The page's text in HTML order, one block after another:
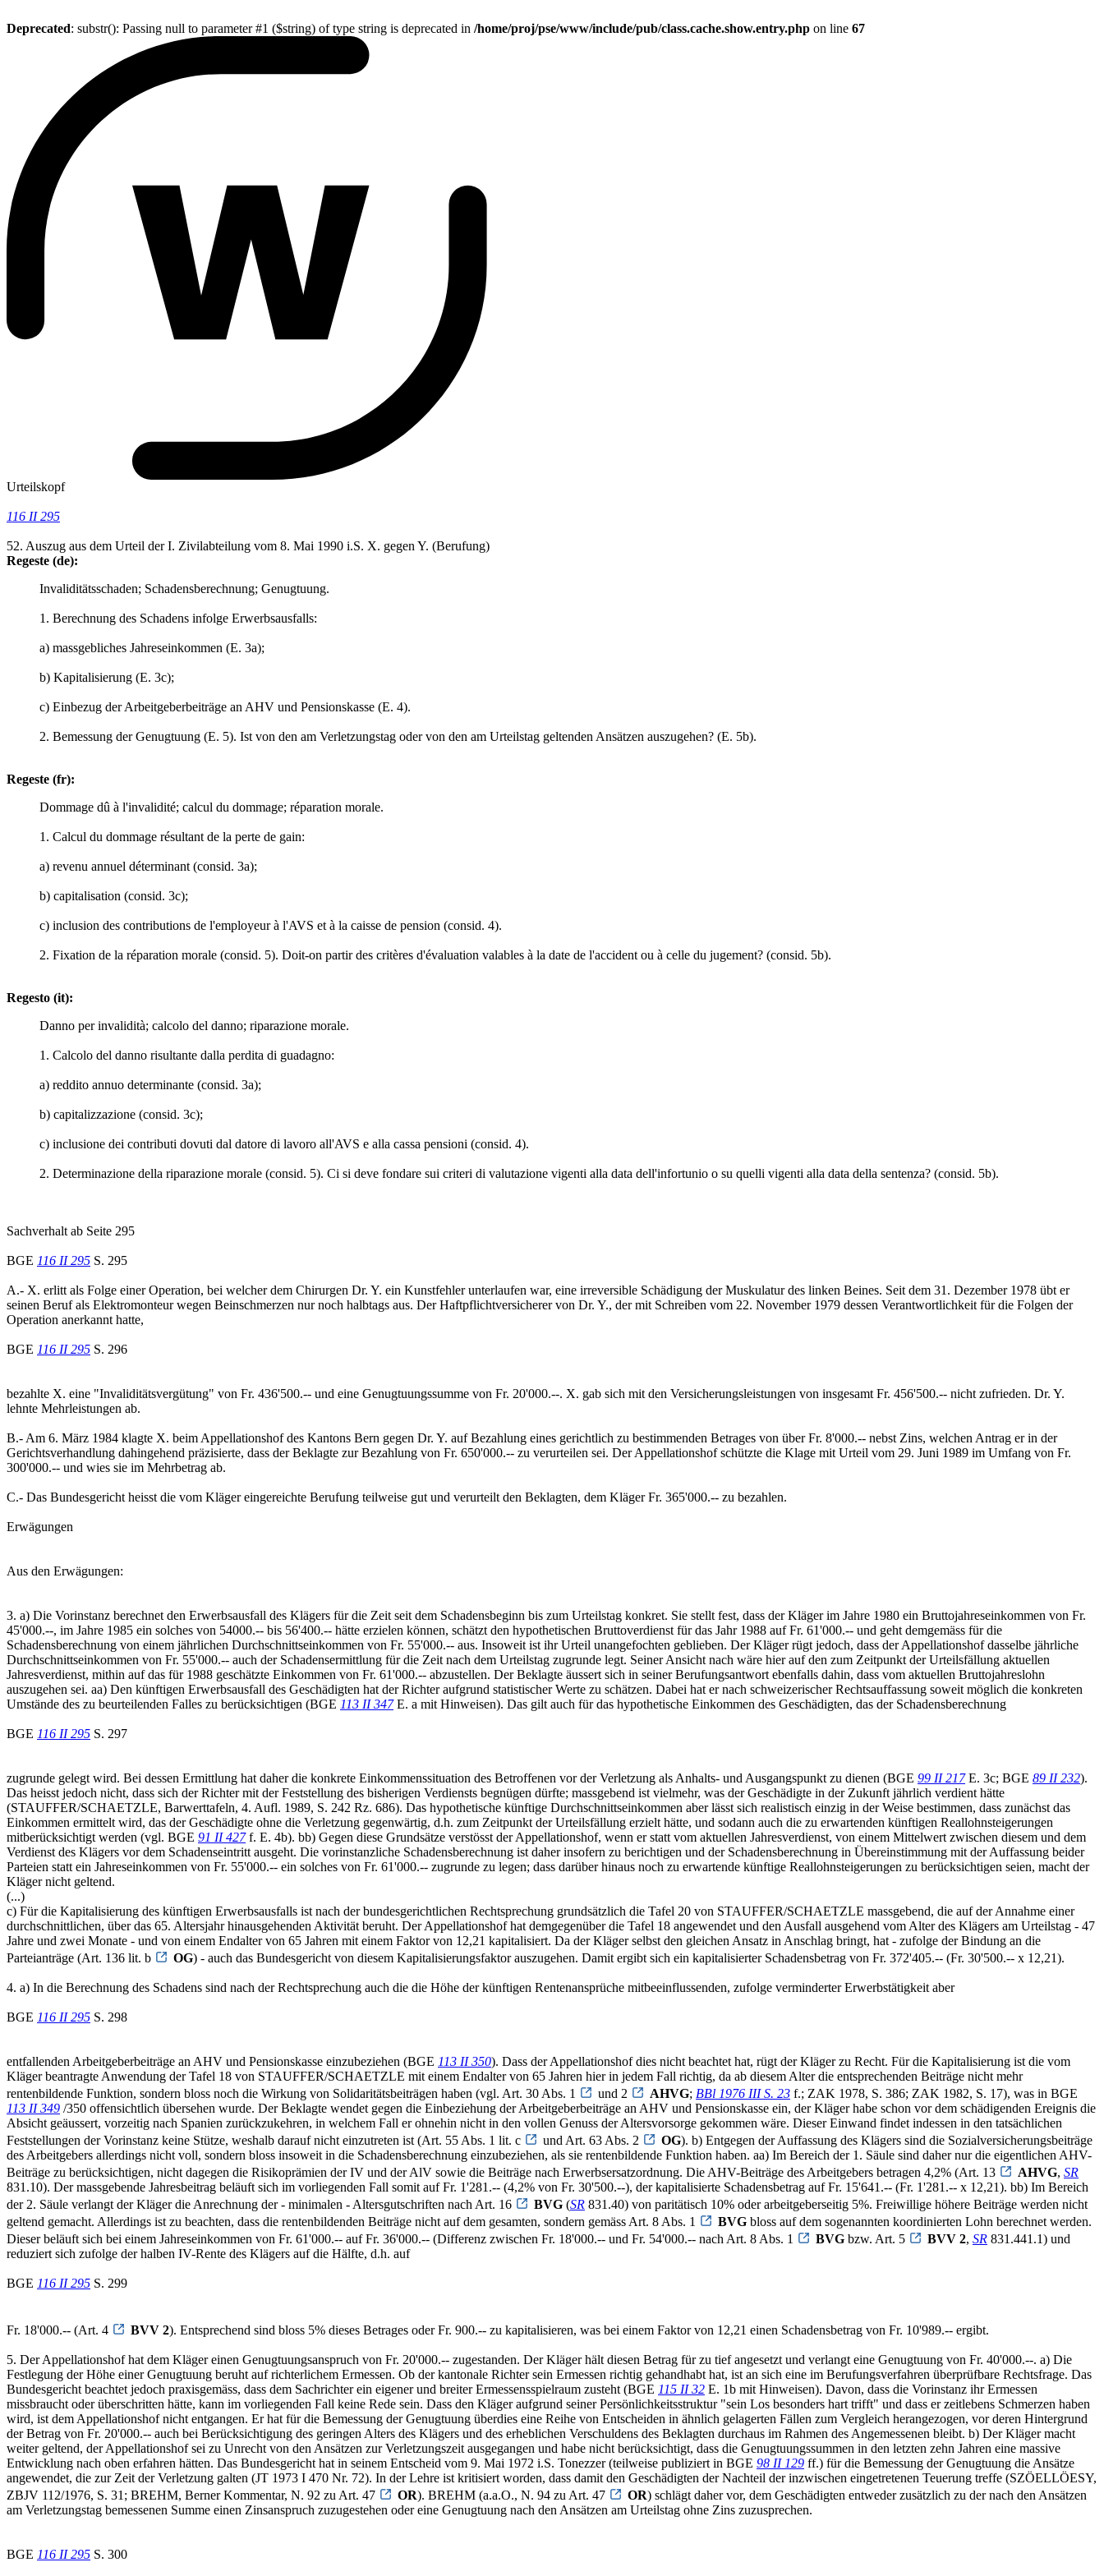
Deprecated: substr(): Passing null to parameter #1 ($string) of type string is deprecated in /home/proj/pse/www/include/pub/class.cache.show.entry.php on line 67
Urteilskopf
116 II 295
52. Auszug aus dem Urteil der I. Zivilabteilung vom 8. Mai 1990 i.S. X. gegen Y. (Berufung)
Regeste (de):
Invaliditätsschaden; Schadensberechnung; Genugtuung.
1. Berechnung des Schadens infolge Erwerbsausfalls:
a) massgebliches Jahreseinkommen (E. 3a);
b) Kapitalisierung (E. 3c);
c) Einbezug der Arbeitgeberbeiträge an AHV und Pensionskasse (E. 4).
2. Bemessung der Genugtuung (E. 5). Ist von den am Verletzungstag oder von den am Urteilstag geltenden Ansätzen auszugehen? (E. 5b).
Regeste (fr):
Dommage dû à l'invalidité; calcul du dommage; réparation morale.
1. Calcul du dommage résultant de la perte de gain:
a) revenu annuel déterminant (consid. 3a);
b) capitalisation (consid. 3c);
c) inclusion des contributions de l'employeur à l'AVS et à la caisse de pension (consid. 4).
2. Fixation de la réparation morale (consid. 5). Doit-on partir des critères d'évaluation valables à la date de l'accident ou à celle du jugement? (consid. 5b).
Regesto (it):
Danno per invalidità; calcolo del danno; riparazione morale.
1. Calcolo del danno risultante dalla perdita di guadagno:
a) reddito annuo determinante (consid. 3a);
b) capitalizzazione (consid. 3c);
c) inclusione dei contributi dovuti dal datore di lavoro all'AVS e alla cassa pensioni (consid. 4).
2. Determinazione della riparazione morale (consid. 5). Ci si deve fondare sui criteri di valutazione vigenti alla data dell'infortunio o su quelli vigenti alla data della sentenza? (consid. 5b).
Sachverhalt ab Seite 295
BGE 116 II 295 S. 295
A.- X. erlitt als Folge einer Operation, bei welcher dem Chirurgen Dr. Y. ein Kunstfehler unterlaufen war, eine irreversible Schädigung der Muskulatur des linken Beines. Seit dem 31. Dezember 1978 übt er
seinen Beruf als Elektromonteur wegen Beinschmerzen nur noch halbtags aus. Der Haftpflichtversicherer von Dr. Y., der mit Schreiben vom 22. November 1979 dessen Verantwortlichkeit für die Folgen der
Operation anerkannt hatte,
BGE 116 II 295 S. 296
bezahlte X. eine "Invaliditätsvergütung" von Fr. 436'500.-- und eine Genugtuungssumme von Fr. 20'000.--. X. gab sich mit den Versicherungsleistungen von insgesamt Fr. 456'500.-- nicht zufrieden. Dr. Y.
lehnte Mehrleistungen ab.
B.- Am 6. März 1984 klagte X. beim Appellationshof des Kantons Bern gegen Dr. Y. auf Bezahlung eines gerichtlich zu bestimmenden Betrages von über Fr. 8'000.-- nebst Zins, welchen Antrag er in der
Gerichtsverhandlung dahingehend präzisierte, dass der Beklagte zur Bezahlung von Fr. 650'000.-- zu verurteilen sei. Der Appellationshof schützte die Klage mit Urteil vom 29. Juni 1989 im Umfang von Fr.
300'000.-- und wies sie im Mehrbetrag ab.
C.- Das Bundesgericht heisst die vom Kläger eingereichte Berufung teilweise gut und verurteilt den Beklagten, dem Kläger Fr. 365'000.-- zu bezahlen.
Erwägungen
Aus den Erwägungen:
3. a) Die Vorinstanz berechnet den Erwerbsausfall des Klägers für die Zeit seit dem Schadensbeginn bis zum Urteilstag konkret. Sie stellt fest, dass der Kläger im Jahre 1980 ein Bruttojahreseinkommen von Fr.
45'000.--, im Jahre 1985 ein solches von 54000.-- bis 56'400.-- hätte erzielen können, schätzt den hypothetischen Bruttoverdienst für das Jahr 1988 auf Fr. 61'000.-- und geht demgemäss für die
Schadensberechnung von einem jährlichen Durchschnittseinkommen von Fr. 55'000.-- aus. Insoweit ist ihr Urteil unangefochten geblieben. Der Kläger rügt jedoch, dass der Appellationshof dasselbe jährliche
Durchschnittseinkommen von Fr. 55'000.-- auch der Schadensermittlung für die Zeit nach dem Urteilstag zugrunde legt. Seiner Ansicht nach wäre hier auf den zum Zeitpunkt der Urteilsfällung aktuellen
Jahresverdienst, mithin auf das für 1988 geschätzte Einkommen von Fr. 61'000.-- abzustellen. Der Beklagte äussert sich in seiner Berufungsantwort ebenfalls dahin, dass vom aktuellen Bruttojahreslohn
auszugehen sei. aa) Den künftigen Erwerbsausfall des Geschädigten hat der Richter aufgrund statistischer Werte zu schätzen. Dabei hat er nach schweizerischer Rechtsauffassung soweit möglich die konkreten
Umstände des zu beurteilenden Falles zu berücksichtigen (BGE 113 II 347E. a mit Hinweisen). Das gilt auch für das hypothetische Einkommen des Geschädigten, das der Schadensberechnung
BGE 116 II 295 S. 297
zugrunde gelegt wird. Bei dessen Ermittlung hat daher die konkrete Einkommenssituation des Betroffenen vor der Verletzung als Anhalts- und Ausgangspunkt zu dienen (BGE 99 II 217E. 3c; BGE 89 II 232).
Das heisst jedoch nicht, dass sich der Richter mit der Feststellung des bisherigen Verdiensts begnügen dürfte; massgebend ist vielmehr, was der Geschädigte in der Zukunft jährlich verdient hätte
(STAUFFER/SCHAETZLE, Barwerttafeln, 4. Aufl. 1989, S. 242 Rz. 686). Das hypothetische künftige Durchschnittseinkommen aber lässt sich realistisch einzig in der Weise bestimmen, dass zunächst das
Einkommen ermittelt wird, das der Geschädigte ohne die Verletzung gegenwärtig, d.h. zum Zeitpunkt der Urteilsfällung erzielt hätte, und sodann auch die zu erwartenden künftigen Reallohnsteigerungen
mitberücksichtigt werden (vgl. BGE 91 II 427f. E. 4b). bb) Gegen diese Grundsätze verstösst der Appellationshof, wenn er statt vom aktuellen Jahresverdienst, von einem Mittelwert zwischen diesem und dem
Verdienst des Klägers vor dem Schadenseintritt ausgeht. Die vorinstanzliche Schadensberechnung ist daher insofern zu berichtigen und der Schadensberechnung in Übereinstimmung mit der Auffassung beider
Parteien statt ein Jahreseinkommen von Fr. 55'000.-- ein solches von Fr. 61'000.-- zugrunde zu legen; dass darüber hinaus noch zu erwartende künftige Reallohnsteigerungen zu berücksichtigen seien, macht der
Kläger nicht geltend.
(...)
c) Für die Kapitalisierung des künftigen Erwerbsausfalls ist nach der bundesgerichtlichen Rechtsprechung grundsätzlich die Tafel 20 von STAUFFER/SCHAETZLE massgebend, die auf der Annahme einer
durchschnittlichen, über das 65. Altersjahr hinausgehenden Aktivität beruht. Der Appellationshof hat demgegenüber die Tafel 18 angewendet und den Ausfall ausgehend vom Alter des Klägers am Urteilstag - 47
Jahre und zwei Monate - und von einem Endalter von 65 Jahren mit einem Faktor von 12,21 kapitalisiert. Da der Kläger selbst den gleichen Ansatz in Anschlag bringt, hat - zufolge der Bindung an die
Parteianträge (Art. 136 lit. b
OG) - auch das Bundesgericht von diesem Kapitalisierungsfaktor auszugehen. Damit ergibt sich ein kapitalisierter Schadensbetrag von Fr. 372'405.-- (Fr. 30'500.-- x 12,21).
4. a) In die Berechnung des Schadens sind nach der Rechtsprechung auch die die Höhe der künftigen Rentenansprüche mitbeeinflussenden, zufolge verminderter Erwerbstätigkeit aber
BGE 116 II 295 S. 298
entfallenden Arbeitgeberbeiträge an AHV und Pensionskasse einzubeziehen (BGE 113 II 350). Dass der Appellationshof dies nicht beachtet hat, rügt der Kläger zu Recht. Für die Kapitalisierung ist die vom
Kläger beantragte Anwendung der Tafel 18 von STAUFFER/SCHAETZLE mit einem Endalter von 65 Jahren hier in jedem Fall richtig, da ab diesem Alter die entsprechenden Beiträge nicht mehr
rentenbildende Funktion, sondern bloss noch die Wirkung von Solidaritätsbeiträgen haben (vgl. Art. 30 Abs. 1
und 2 AHVG; BBl 1976 III S. 23 f.; ZAK 1978, S. 386; ZAK 1982, S. 17), was in BGE
113 II 349 /350 offensichtlich übersehen wurde. Der Beklagte wendet gegen die Einbeziehung der Arbeitgeberbeiträge an AHV und Pensionskasse ein, der Kläger habe schon vor dem schädigenden Ereignis die
Absicht geäussert, vorzeitig nach Spanien zurückzukehren, in welchem Fall er ohnehin nicht in den vollen Genuss der Altersvorsorge gekommen wäre. Dieser Einwand findet indessen in den tatsächlichen
Feststellungen der Vorinstanz keine Stütze, weshalb darauf nicht einzutreten ist (Art. 55 Abs. 1 lit. c
und Art. 63 Abs. 2 OG). b) Entgegen der Auffassung des Klägers sind die Sozialversicherungsbeiträge
des Arbeitgebers allerdings nicht voll, sondern bloss insoweit in die Schadensberechnung einzubeziehen, als sie rentenbildende Funktion haben. aa) Im Bereich der 1. Säule sind daher nur die eigentlichen AHV-
Beiträge zu berücksichtigen, nicht dagegen die Risikoprämien der IV und der AlV sowie die Beiträge nach Erwerbsersatzordnung. Die AHV-Beiträge des Arbeitgebers betragen 4,2% (Art. 13
AHVG, SR
831.10). Der massgebende Jahresbeitrag beläuft sich im vorliegenden Fall somit auf Fr. 1'281.-- (4,2% von Fr. 30'500.--), der kapitalisierte Schadensbetrag auf Fr. 15'641.-- (Fr. 1'281.-- x 12,21). bb) Im Bereich
der 2. Säule verlangt der Kläger die Anrechnung der - minimalen - Altersgutschriften nach Art. 16
BVG (SR 831.40) von paritätisch 10% oder arbeitgeberseitig 5%. Freiwillige höhere Beiträge werden nicht
geltend gemacht. Allerdings ist zu beachten, dass die rentenbildenden Beiträge nicht auf dem gesamten, sondern gemäss Art. 8 Abs. 1
BVG bloss auf dem sogenannten koordinierten Lohn berechnet werden.
Dieser beläuft sich bei einem Jahreseinkommen von Fr. 61'000.-- auf Fr. 36'000.-- (Differenz zwischen Fr. 18'000.-- und Fr. 54'000.-- nach Art. 8 Abs. 1
BVG bzw. Art. 5 BVV 2, SR 831.441.1) und
reduziert sich zufolge der halben IV-Rente des Klägers auf die Hälfte, d.h. auf
BGE 116 II 295 S. 299
Fr. 18'000.-- (Art. 4 BVV 2). Entsprechend sind bloss 5% dieses Betrages oder Fr. 900.-- zu kapitalisieren, was bei einem Faktor von 12,21 einen Schadensbetrag von Fr. 10'989.-- ergibt.
5. Der Appellationshof hat dem Kläger einen Genugtuungsanspruch von Fr. 20'000.-- zugestanden. Der Kläger hält diesen Betrag für zu tief angesetzt und verlangt eine Genugtuung von Fr. 40'000.--. a) Die
Festlegung der Höhe einer Genugtuung beruht auf richterlichem Ermessen. Ob der kantonale Richter sein Ermessen richtig gehandhabt hat, ist an sich eine im Berufungsverfahren überprüfbare Rechtsfrage. Das
Bundesgericht beachtet jedoch praxisgemäss, dass dem Sachrichter ein eigener und breiter Ermessensspielraum zusteht (BGE 115 II 32 E. 1b mit Hinweisen). Davon, dass die Vorinstanz ihr Ermessen
missbraucht oder überschritten hätte, kann im vorliegenden Fall keine Rede sein. Dass den Kläger aufgrund seiner Persönlichkeitsstruktur "sein Los besonders hart trifft" und dass er zeitlebens Schmerzen haben
wird, ist dem Appellationshof nicht entgangen. Er hat für die Bemessung der Genugtuung überdies eine Reihe von Entscheiden in ähnlich gelagerten Fällen zum Vergleich herangezogen, vor deren Hintergrund
der Betrag von Fr. 20'000.-- auch bei Berücksichtigung des geringen Alters des Klägers und des erheblichen Verschuldens des Beklagten durchaus im Rahmen des Angemessenen bleibt. b) Der Kläger macht
weiter geltend, der Appellationshof sei zu Unrecht von den Ansätzen zur Verletzungszeit ausgegangen und habe nicht berücksichtigt, dass die Genugtuungssummen in den letzten zehn Jahren eine massive
Entwicklung nach oben erfahren hätten. Das Bundesgericht hat in seinem Entscheid vom 9. Mai 1972 i.S. Tonezzer (teilweise publiziert in BGE 98 II 129 ff.) für die Bemessung der Genugtuung die Ansätze
angewendet, die zur Zeit der Verletzung galten (JT 1973 I 470 Nr. 72). In der Lehre ist kritisiert worden, dass damit den Geschädigten der Nachteil der inzwischen eingetretenen Teuerung treffe (SZÖELLÖESY,
ZBJV 112/1976, S. 31; BREHM, Berner Kommentar, N. 92 zu Art. 47
OR). BREHM (a.a.O., N. 94 zu Art. 47 OR) schlägt daher vor, dem Geschädigten entweder zusätzlich zu der nach den Ansätzen
am Verletzungstag bemessenen Summe einen Zinsanspruch zuzugestehen oder eine Genugtuung nach den Ansätzen am Urteilstag ohne Zins zuzusprechen.
BGE 116 II 295 S. 300